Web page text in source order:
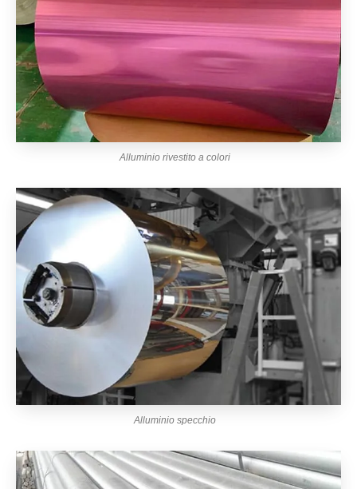
Alluminio rivestito a colori
Alluminio specchio